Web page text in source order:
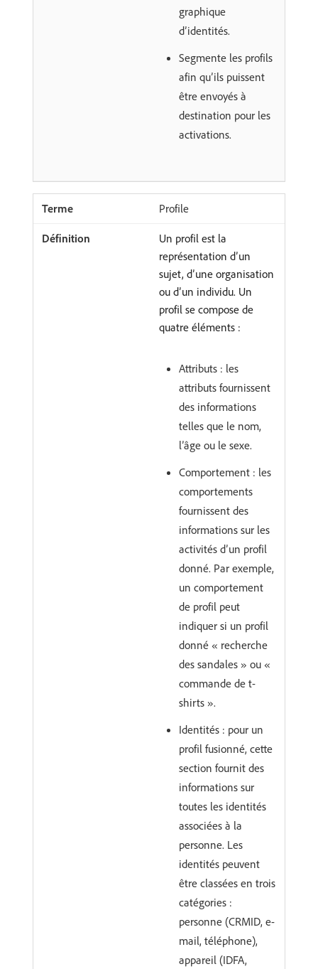
graphique
d’identités.
Segmente les profils
afin qu’ils puissent
être envoyés à
destination pour les
activations.
Profile
Un profil est la
représentation d’un
sujet, d’une organisation
ou d’un individu. Un
profil se compose de
quatre éléments :
Attributs : les
attributs fournissent
des informations
telles que le nom,
l’âge ou le sexe.
Comportement : les
comportements
fournissent des
informations sur les
activités d’un profil
donné. Par exemple,
un comportement
de profil peut
indiquer si un profil
donné « recherche
des sandales » ou «
commande de t-
shirts ».
Identités : pour un
profil fusionné, cette
section fournit des
informations sur
toutes les identités
associées à la
personne. Les
identités peuvent
être classées en trois
catégories :
personne (CRMID, e-
mail, téléphone),
appareil (IDFA,